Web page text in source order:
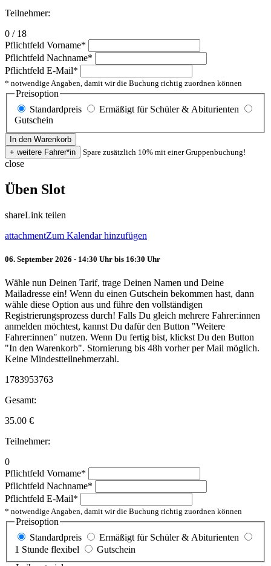
Teilnehmer:
0 / 18
Pflichtfeld Vorname*
Pflichtfeld Nachname*
Pflichtfeld E-Mail*
* notwendige Angaben, damit wir die Buchung richtig zuordnen können
Preisoption
Standardpreis
Ermäßigt für Schüler & Abiturienten
Gutschein
Spare zusätzlich 10% mit einer Gruppenbuchung!
close
Üben Slot
shareLink teilen
attachmentZum Kalendar hinzufügen
06. September 2026 - 14:30 Uhr bis 16:30 Uhr
Wähle nun Deinen Tarif, trage Deinen Namen und Deine
Mailadresse ein! Wenn du einen Gutschein bekommen hast, dann
wähle diese Option aus und führe den vollständigen
Registrierungsprozess durch! Falls Du gleich mehrere Fahrer:innen
anmelden möchtest, kannst Du dafür den Button "Weitere
Fahrer:innen" nutzen. Wenn Du fertig bist, klickst Du den Button
"In den Warenkorb". Stornierung bis 48h vorher per Mail möglich.
Keine Mindestteilnehmerzahl.
1783953763
Gesamt:
35.00 €
Teilnehmer:
0
Pflichtfeld Vorname*
Pflichtfeld Nachname*
Pflichtfeld E-Mail*
* notwendige Angaben, damit wir die Buchung richtig zuordnen können
Preisoption
Standardpreis
Ermäßigt für Schüler & Abiturienten
1 Stunde flexibel
Gutschein